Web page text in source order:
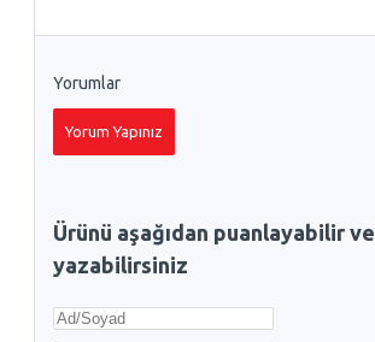
Yorumlar
Yorum Yapınız
Ürünü aşağıdan puanlayabilir
yazabilirsiniz